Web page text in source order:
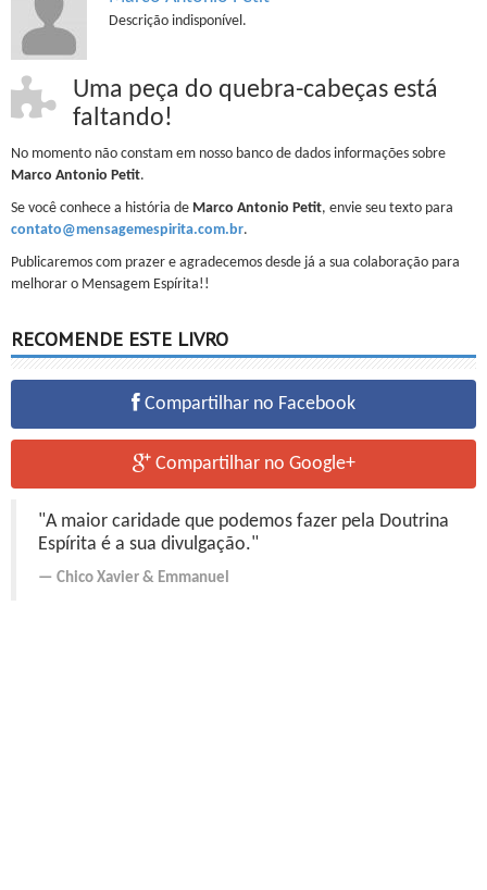
Descrição indisponível.
Uma peça do quebra-cabeças está
faltando!
No momento não constam em nosso banco de dados informações sobre
Marco Antonio Petit.
Se você conhece a história de Marco Antonio Petit, envie seu texto para
contato@mensagemespirita.com.br.
Publicaremos com prazer e agradecemos desde já a sua colaboração para
melhorar o Mensagem Espírita!!
RECOMENDE ESTE LIVRO
Compartilhar no Facebook
Compartilhar no Google+
"A maior caridade que podemos fazer pela Doutrina
Espírita é a sua divulgação."
Chico Xavier & Emmanuel